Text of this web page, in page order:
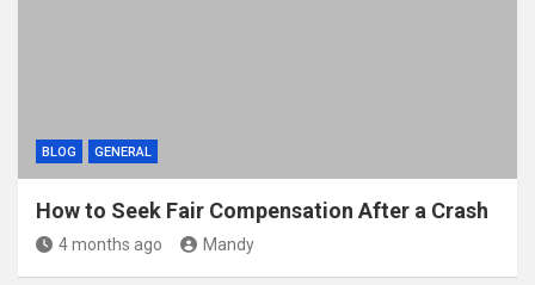
BLOG GENERAL
How to Seek Fair Compensation After a Crash
4 months ago Mandy